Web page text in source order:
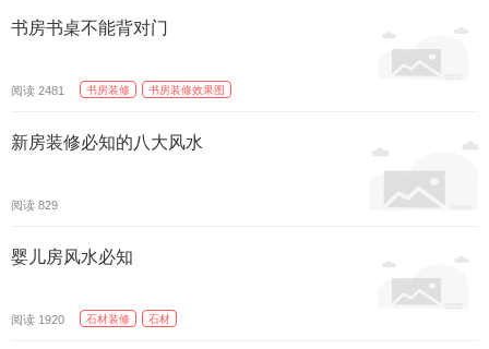
书房书桌不能背对门
阅读 2481 书房装修 书房装修效果图
新房装修必知的八大风水
阅读 829
婴儿房风水必知
阅读 1920 石材装修 石材